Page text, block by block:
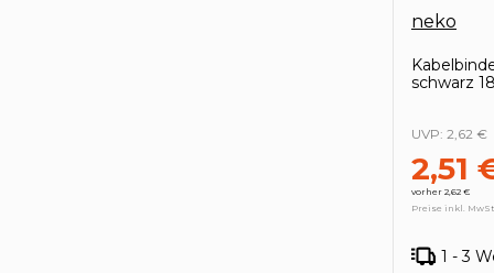
neko
schwarz
2,51
vorher 2,62 €
UVP: 2,62 €
Preise inkl.
1 - 3